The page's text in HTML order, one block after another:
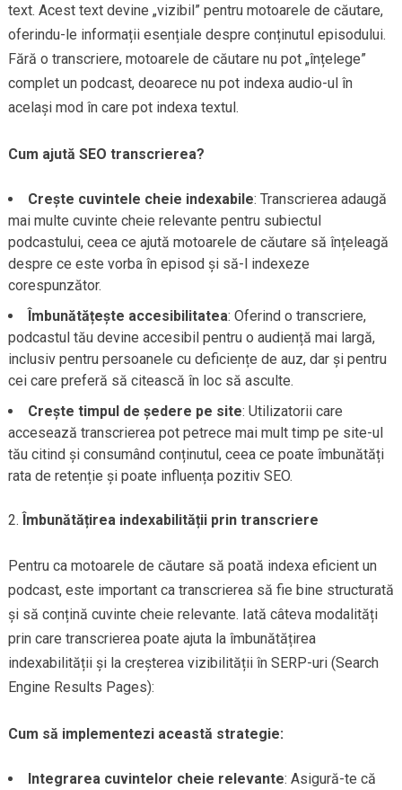
text. Acest text devine „vizibil” pentru motoarele de căutare,
oferindu-le informații esențiale despre conținutul episodului.
Fără o transcriere, motoarele de căutare nu pot „înțelege”
complet un podcast, deoarece nu pot indexa audio-ul în
același mod în care pot indexa textul.
Cum ajută SEO transcrierea?
Crește cuvintele cheie indexabile: Transcrierea adaugă
mai multe cuvinte cheie relevante pentru subiectul
podcastului, ceea ce ajută motoarele de căutare să înțeleagă
despre ce este vorba în episod și să-l indexeze
corespunzător.
Îmbunătățește accesibilitatea: Oferind o transcriere,
podcastul tău devine accesibil pentru o audiență mai largă,
inclusiv pentru persoanele cu deficiențe de auz, dar și pentru
cei care preferă să citească în loc să asculte.
Crește timpul de ședere pe site: Utilizatorii care
accesează transcrierea pot petrece mai mult timp pe site-ul
tău citind și consumând conținutul, ceea ce poate îmbunătăți
rata de retenție și poate influența pozitiv SEO.
Îmbunătățirea indexabilității prin transcriere
Pentru ca motoarele de căutare să poată indexa eficient un
podcast, este important ca transcrierea să fie bine structurată
și să conțină cuvinte cheie relevante. Iată câteva modalități
prin care transcrierea poate ajuta la îmbunătățirea
indexabilității și la creșterea vizibilității în SERP-uri (Search
Engine Results Pages):
Cum să implementezi această strategie:
Integrarea cuvintelor cheie relevante: Asigură-te că